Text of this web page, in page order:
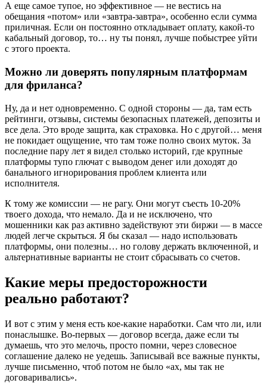
А еще самое тупое, но эффективное — не вестись на
обещания «потом» или «завтра-завтра», особенно если сумма
приличная. Если он постоянно откладывает оплату, какой-то
кабальный договор, то… ну ты понял, лучше побыстрее уйти
с этого проекта.
Можно ли доверять популярным платформам
для фриланса?
Ну, да и нет одновременно. С одной стороны — да, там есть
рейтинги, отзывы, системы безопасных платежей, депозиты и
все дела. Это вроде защита, как страховка. Но с другой… меня
не покидает ощущение, что там тоже полно своих муток. За
последние пару лет я видел столько историй, где крупные
платформы тупо глючат с выводом денег или доходят до
банального игнорирования проблем клиента или
исполнителя.
К тому же комиссии — не рагу. Они могут съесть 10-20%
твоего дохода, что немало. Да и не исключено, что
мошенники как раз активно задействуют эти биржи — в массе
людей легче скрыться. Я бы сказал — надо использовать
платформы, они полезны… но голову держать включенной, и
альтернативные варианты не стоит сбрасывать со счетов.
Какие меры предосторожности
реально работают?
И вот с этим у меня есть кое-какие наработки. Сам что ли, или
понаслышке. Во-первых — договор всегда, даже если ты
думаешь, что это мелочь, просто помни, через словесное
соглашение далеко не уедешь. Записывай все важные пункты,
лучше письменно, чтоб потом не было «ах, мы так не
договаривались».